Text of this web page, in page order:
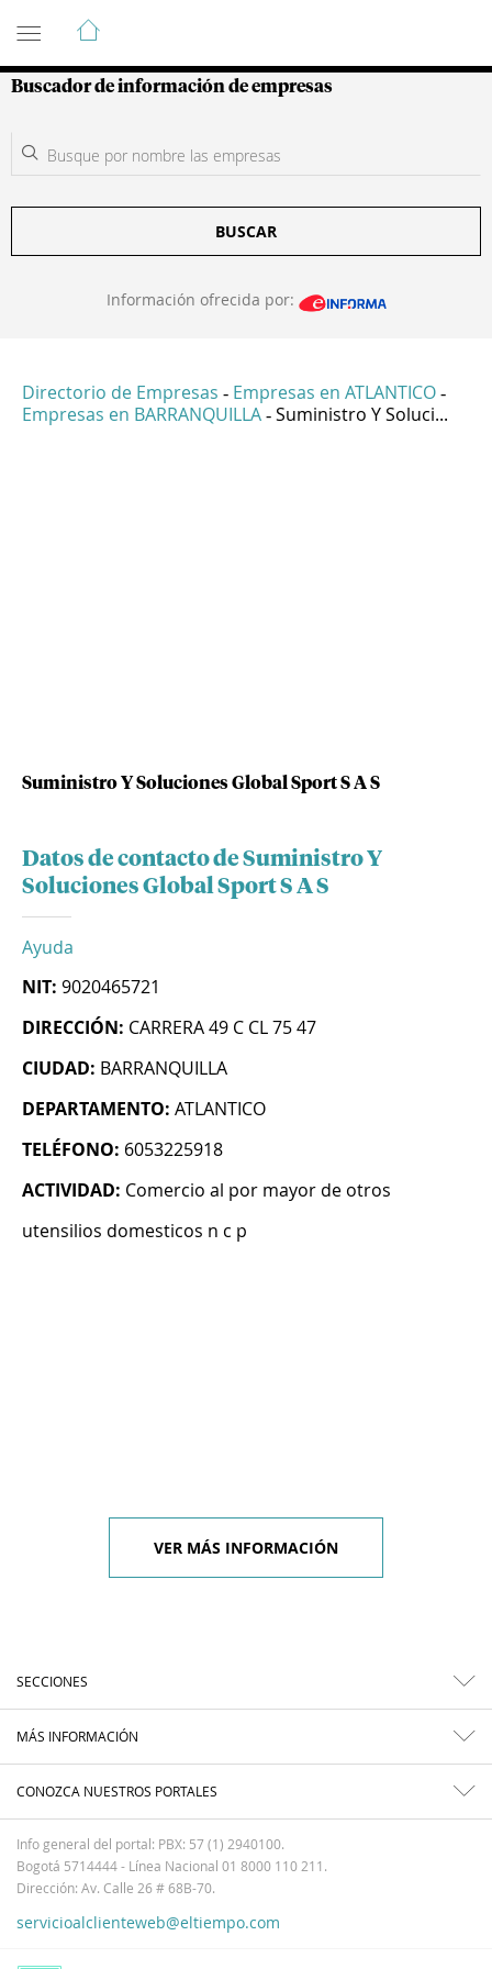
Guía de Empresas Colombianas
Buscador de información de empresas
BUSCAR
Información ofrecida por:
Directorio de Empresas - Empresas en ATLANTICO -
Empresas en BARRANQUILLA - Suministro Y Soluci...
Suministro Y Soluciones Global Sport S A S
Datos de contacto de Suministro Y
Soluciones Global Sport S A S
Ayuda
NIT: 9020465721
DIRECCIÓN: CARRERA 49 C CL 75 47
CIUDAD: BARRANQUILLA
DEPARTAMENTO: ATLANTICO
TELÉFONO: 6053225918
ACTIVIDAD: Comercio al por mayor de otros
utensilios domesticos n c p
VER MÁS INFORMACIÓN
SECCIONES
MÁS INFORMACIÓN
CONOZCA NUESTROS PORTALES
Info general del portal: PBX: 57 (1) 2940100.
Bogotá 5714444 - Línea Nacional 01 8000 110 211.
Dirección: Av. Calle 26 # 68B-70.
servicioalclienteweb@eltiempo.com